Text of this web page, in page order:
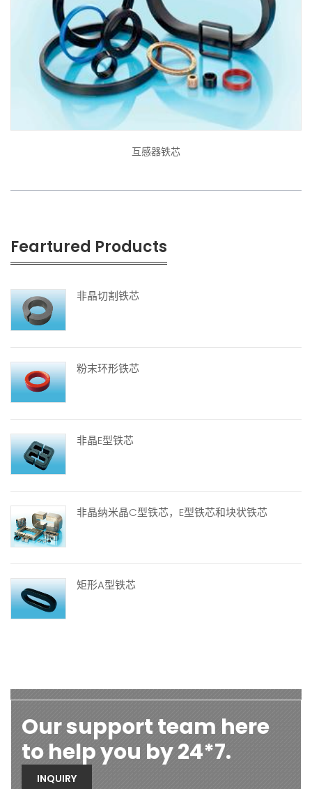
互感器铁芯
Feartured Products
非晶切割铁芯
粉末环形铁芯
非晶E型铁芯
非晶纳米晶C型铁芯，E型铁芯和块状铁芯
矩形A型铁芯
Our support team here
to help you by 24*7.
INQUIRY